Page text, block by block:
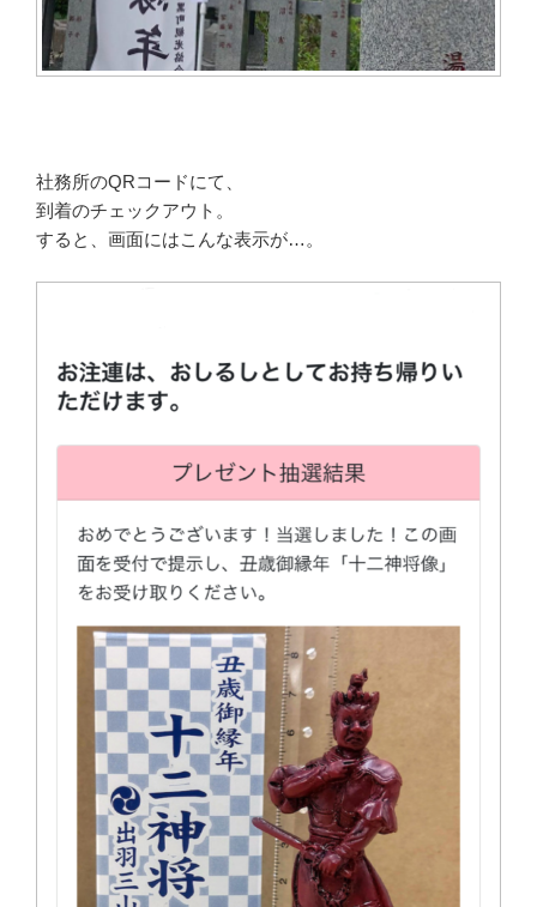
社務所のQRコードにて、
到着のチェックアウト。
すると、画面にはこんな表示が…。